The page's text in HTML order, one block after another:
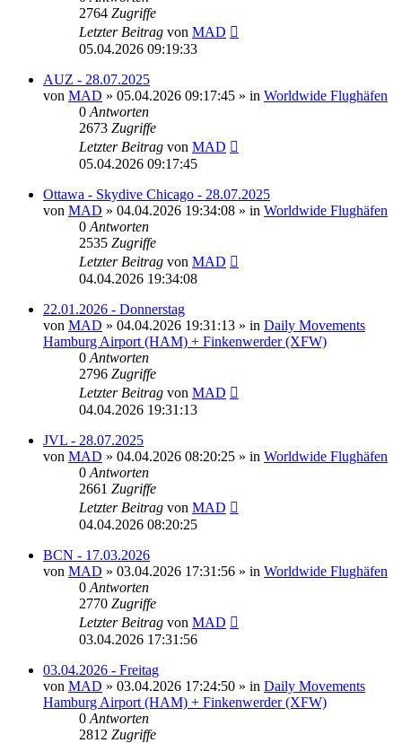
2764 Zugriffe
Letzter Beitrag von MAD
05.04.2026 09:19:33
AUZ - 28.07.2025
von MAD » 05.04.2026 09:17:45 » in Worldwide Flughäfen
0 Antworten
2673 Zugriffe
Letzter Beitrag von MAD
05.04.2026 09:17:45
Ottawa - Skydive Chicago - 28.07.2025
von MAD » 04.04.2026 19:34:08 » in Worldwide Flughäfen
0 Antworten
2535 Zugriffe
Letzter Beitrag von MAD
04.04.2026 19:34:08
22.01.2026 - Donnerstag
von MAD » 04.04.2026 19:31:13 » in Daily Movements
Hamburg Airport (HAM) + Finkenwerder (XFW)
0 Antworten
2796 Zugriffe
Letzter Beitrag von MAD
04.04.2026 19:31:13
JVL - 28.07.2025
von MAD » 04.04.2026 08:20:25 » in Worldwide Flughäfen
0 Antworten
2661 Zugriffe
Letzter Beitrag von MAD
04.04.2026 08:20:25
BCN - 17.03.2026
von MAD » 03.04.2026 17:31:56 » in Worldwide Flughäfen
0 Antworten
2770 Zugriffe
Letzter Beitrag von MAD
03.04.2026 17:31:56
03.04.2026 - Freitag
von MAD » 03.04.2026 17:24:50 » in Daily Movements
Hamburg Airport (HAM) + Finkenwerder (XFW)
0 Antworten
2812 Zugriffe